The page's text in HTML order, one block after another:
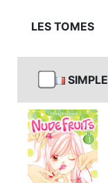
LES TOMES
SIMPLE